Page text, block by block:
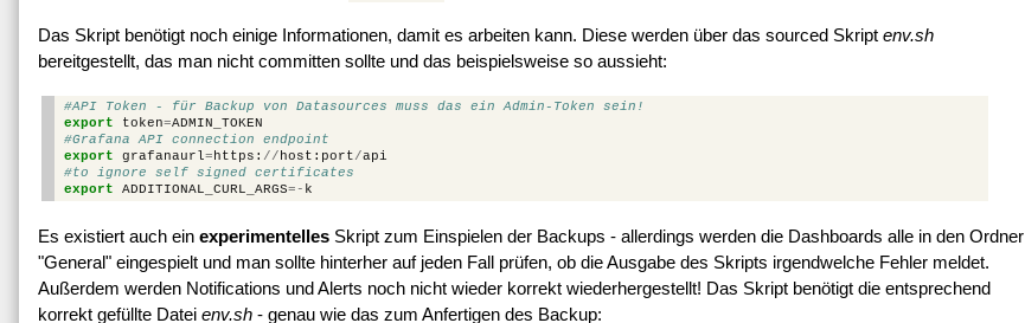
Das Skript benötigt noch einige Informationen, damit es arbeiten kann. Diese werden über das sourced Skript env.sh
bereitgestellt, das man nicht committen sollte und das beispielsweise so aussieht:
#API Token - für Backup von Datasources muss das ein Admin-Token sein!
export
token=ADMIN_TOKEN
#Grafana API connection endpoint
export
grafanaurl= https : // host : port/api
#to ignore self signed certificates
export
ADDITIONAL_CURL_ARGS=- k
Es existiert auch ein experimentelles Skript zum Einspielen der Backups - allerdings werden die Dashboards alle in den Ordner
"General" eingespielt und man sollte hinterher auf jeden Fall prüfen, ob die Ausgabe des Skripts irgendwelche Fehler meldet.
Außerdem werden Notifications und Alerts noch nicht wieder korrekt wiederhergestellt! Das Skript benötigt die entsprechend
korrekt gefüllte Datei env.sh - genau wie das zum Anfertigen des Backup: